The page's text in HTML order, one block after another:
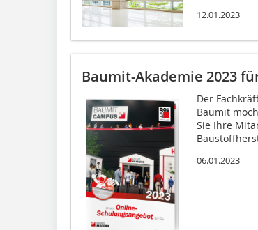
12.01.2023
Baumit-Akademie 2023
Der
Baumit
Sie Ihre
06.01.2023